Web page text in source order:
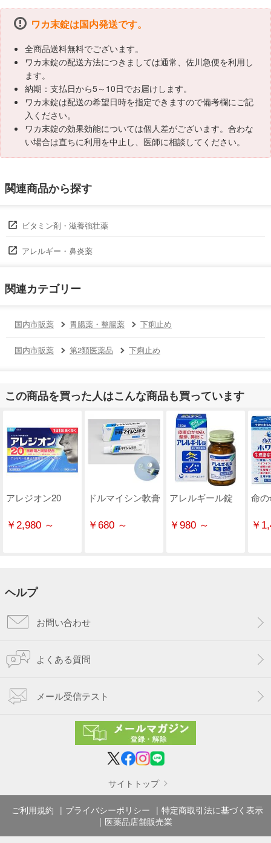
ワカ末錠は国内発送です。
全商品送料無料でございます。
ワカ末錠の配送方法につきましては通常、佐川急便を利用し
ます。
納期：支払日から5～10日でお届けします。
ワカ末錠は配送の希望日時を指定できますので備考欄にご記
入ください。
ワカ末錠の効果効能については個人差がございます。合わな
い場合は直ちに利用を中止し、医師に相談してください。
関連商品から探す
ビタミン剤・滋養強壮薬
アレルギー・鼻炎薬
関連カテゴリー
国内市販薬 胃腸薬・整腸薬 下痢止め
国内市販薬 第2類医薬品 下痢止め
この商品を買った人はこんな商品も買っています
アレジオン20
￥2,980 ～
ドルマイシン軟膏
￥680 ～
アレルギール錠
￥980 ～
命
￥
ヘルプ
お問い合わせ
よくある質問
メール受信テスト
サイトトップ
ご利用規約 プライバシーポリシー
特定商取引法に基づく表示
医薬品店舗販売業